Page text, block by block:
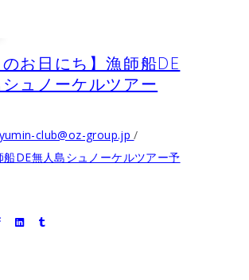
のお日にち】漁師船DE
ュノーケルツアー
club@oz-group.jp
船DE無人島シュノーケルツアー予